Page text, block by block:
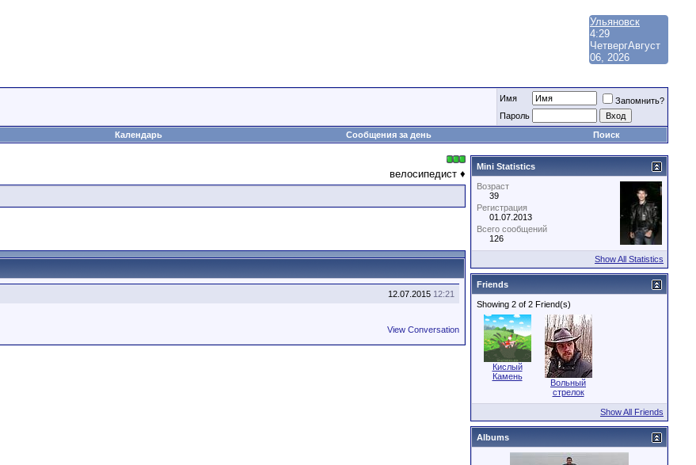
Ульяновск
4:29
ЧетвергАвгуст
06, 2026
Имя
Запомнить?
Пароль
Календарь Сообщения за день Поиск
велосипедист ♦
12.07.2015 12:21
View Conversation
Mini Statistics
Возраст
39
Регистрация
01.07.2013
Всего сообщений
126
Show All Statistics
Friends
Showing 2 of 2 Friend(s)
Кислый
Камень
Вольный
стрелок
Show All Friends
Albums